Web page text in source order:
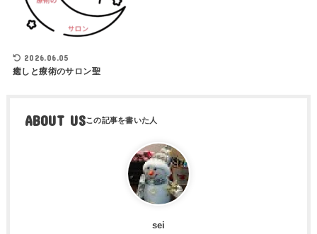
2026.06.05
癒しと療術のサロン聖
ABOUT US
sei